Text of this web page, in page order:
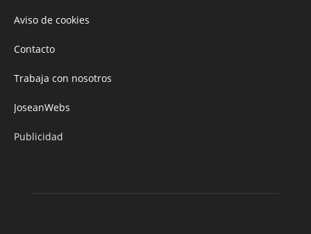
Aviso de cookies
Contacto
Trabaja con nosotros
JoseanWebs
Publicidad